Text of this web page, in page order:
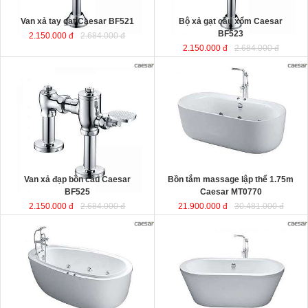
Van xả tay gạt Caesar BF521
2.150.000 đ
2.684.000 đ
Bộ xả gạt cầu xổm Caesar
BF523
2.150.000 đ
2.684.000 đ
Van xả đạp bồn cầu Caesar
BF525
2.150.000 đ
2.684.000 đ
Bồn tắm massage lập thể 1.75m
được sản xuất từ
sợi nhựa tổng hợp Acrylic có độ bền
cao, không bị ngả màu, chịu được
mọi nguồn nước, khó bể vỡ. Bề mặt
láng mịn dễ dàng vệ sinh.
Kích thước: 175x80x60 cm.
Bồn tắm massage lập thể 1.75m
Caesar MT0770
21.900.000 đ
30.481.000 đ
Bồn tắm nằm massage 1.8m kèm
vòi sen Caesar MT6480
xuất từ sợi nhựa tổng hợp Acrylic
có độ bền cao, không bị ngả màu,
chịu được mọi nguồn nước, khó bể
vỡ. Bề mặt b
láng mịn dễ dàng vệ
Bồn tắm nằm lập thể đặt sàn 1.7m
được sản xuất từ
sợi nhựa tổng hợp Acrylic có độ bền
cao, không bị ngả màu, chịu được
mọi nguồn nước, khó bể vỡ. Bề mặt
láng mịn dễ dàng vệ sinh.
Kích thước : 170x87x60 cm